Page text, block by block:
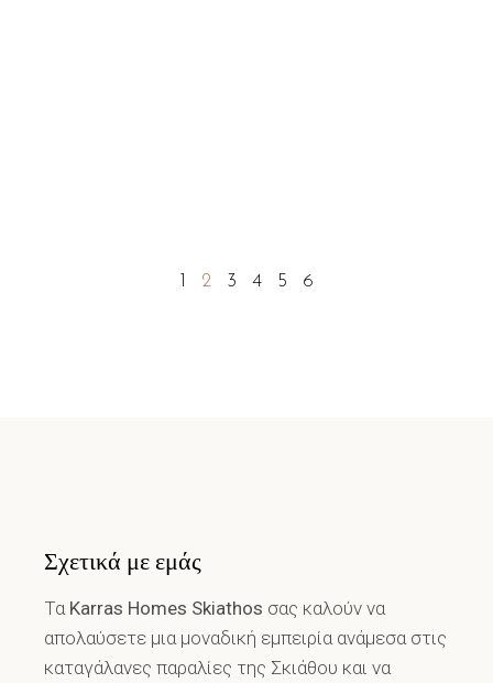
Σχετικά με εμάς
Τα Karras Homes Skiathos σας καλούν να
απολαύσετε μια μοναδική εμπειρία ανάμεσα στις
καταγάλανες παραλίες της Σκιάθου και να